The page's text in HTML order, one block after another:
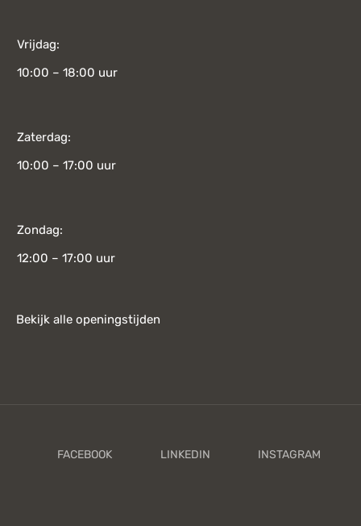
Vrijdag:
10:00 – 18:00 uur
Zaterdag:
10:00 – 17:00 uur
Zondag:
12:00 – 17:00 uur
Bekijk alle openingstijden